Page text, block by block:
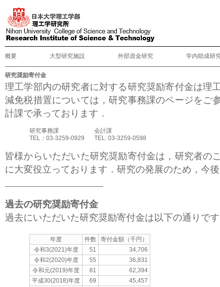
概要 大型研究施設 外部資金研究 学内助成研
研究奨励寄付金
理工学部内の研究者に対する研究奨励寄付金は理
減免税措置については，研究事務課のページをご
計課で承っております．
研究事務課
会計課
TEL：03-3259-0929
TEL: 03-3259-0598
皆様からいただいた研究奨励寄付金は，研究者の
に大変役立っております．研究の発展のため，今
過去の研究奨励寄付金
過去にいただいた研究奨励寄付金は以下の通りで
年度 件数
寄付金額（千円）
令和3(2021)年度
51
34,706
令和2(2020)年度
55
36,831
令和元(2019)年度
81
62,394
平成30(2018)年度
69
45,457